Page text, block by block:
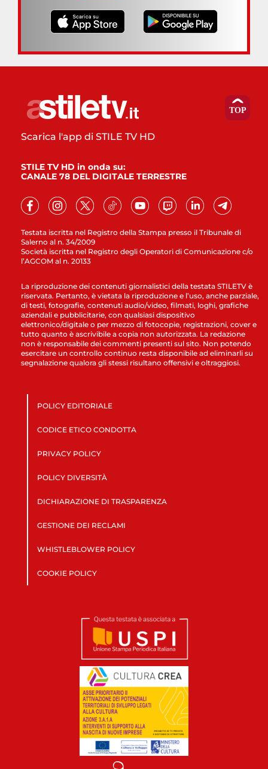
Testata iscritta nel Registro della Stampa presso il Tribunale di
Salerno al n. 34/2009
Società iscritta nel Registro degli Operatori di Comunicazione c/o
l’AGCOM al n. 20133
Scarica l'app di STILE TV HD
STILE TV HD in onda su:
CANALE 78 DEL DIGITALE TERRESTRE
La riproduzione dei contenuti giornalistici della testata STILETV è
riservata. Pertanto, è vietata la riproduzione e l’uso, anche parziale,
di testi, fotografie, contenuti audio/video, filmati, loghi, grafiche
aziendali e pubblicitarie, con qualsiasi dispositivo
elettronico/digitale o per mezzo di fotocopie, registrazioni, cover e
tutto quanto è ascrivibile a copia non autorizzata. La redazione
non è responsabile dei commenti presenti sul sito. Non potendo
esercitare un controllo continuo resta disponibile ad eliminarli su
segnalazione qualora gli stessi risultano offensivi e oltraggiosi.
POLICY EDITORIALE
CODICE ETICO CONDOTTA
PRIVACY POLICY
POLICY DIVERSITÀ
DICHIARAZIONE DI TRASPARENZA
GESTIONE DEI RECLAMI
WHISTLEBLOWER POLICY
COOKIE POLICY